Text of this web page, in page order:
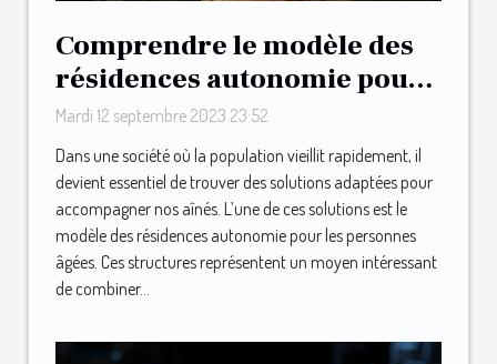
Comprendre le modèle des
résidences autonomie pour
les personnes âgées
Mardi 12 septembre 2023 23:52
Dans une société où la population vieillit rapidement, il
devient essentiel de trouver des solutions adaptées pour
accompagner nos aînés. L’une de ces solutions est le
modèle des résidences autonomie pour les personnes
âgées. Ces structures représentent un moyen intéressant
de combiner...